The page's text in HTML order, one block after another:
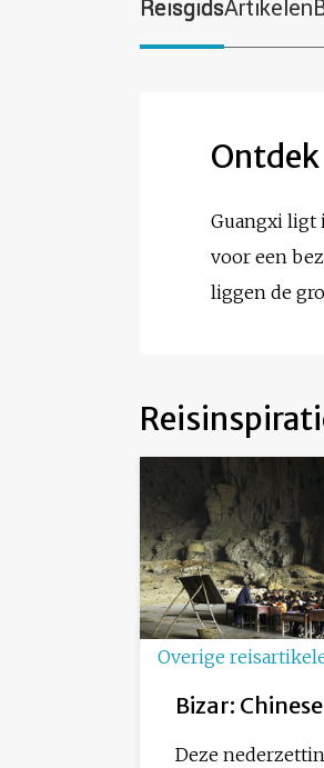
ReisgidsArtikelen
Ontdek
Guangxi ligt
voor een
liggen de
Overige
Bizar:
Deze